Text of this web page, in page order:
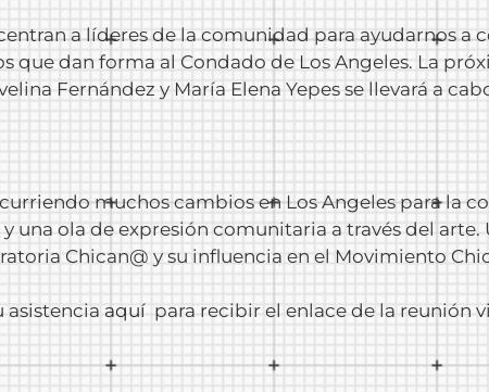
a líderes de la comunidad para ayudarnos a
que dan forma al Condado de Los Angeles. La
Fernández y María Elena Yepes se llevará a
muchos cambios en Los Angeles para la
ola de expresión comunitaria a través del arte.
Chican@ y su influencia en el Movimiento
asistencia aquí para recibir el enlace de la reunión